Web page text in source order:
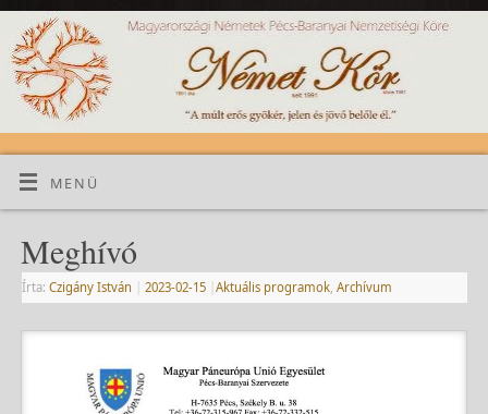
MENÜ
Meghívó
Írta: Czigány István 2023-02-15 Aktuális programok, Archívum